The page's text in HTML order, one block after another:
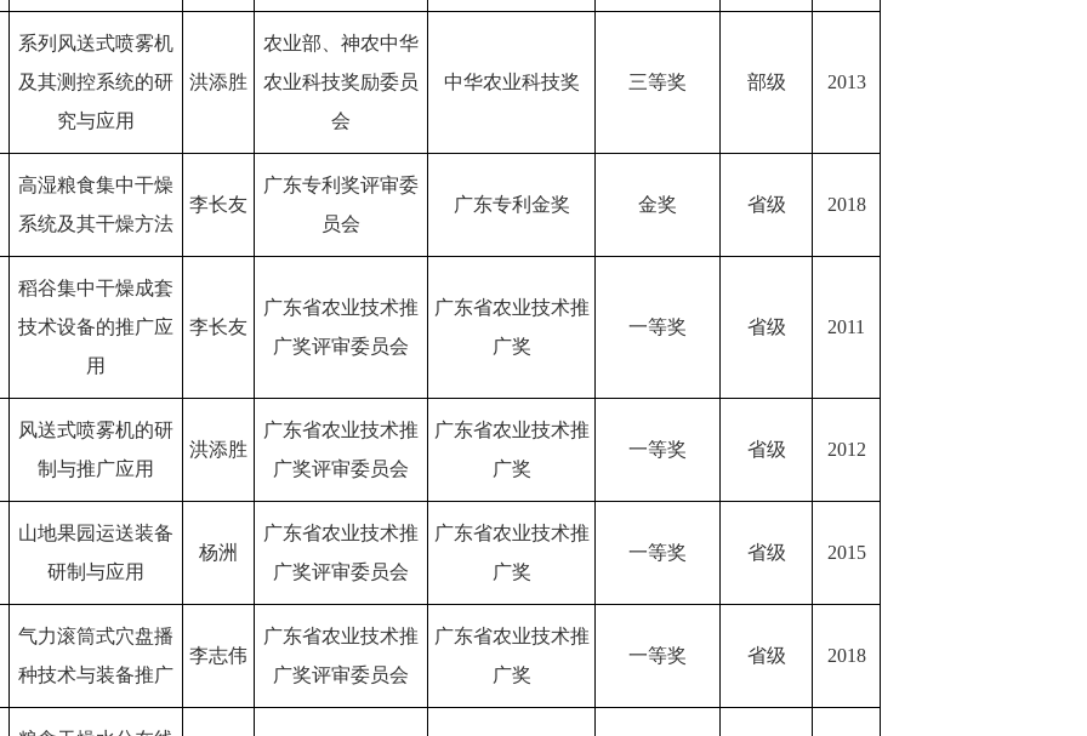
系列风送式喷雾机
及其测控系统的研
究与应用
洪添胜
农业部、神农中华
农业科技奖励委员
会
中华农业科技奖 三等奖 部级 2013
高湿粮食集中干燥
系统及其干燥方法
李长友
广东专利奖评审委
员会
广东专利金奖 金奖 省级 2018
稻谷集中干燥成套
技术设备的推广应
用
李长友
广东省农业技术推
广奖评审委员会
广东省农业技术推
广奖
一等奖 省级 2011
风送式喷雾机的研
制与推广应用
洪添胜
广东省农业技术推
广奖评审委员会
广东省农业技术推
广奖
一等奖 省级 2012
山地果园运送装备
研制与应用
杨洲
广东省农业技术推
广奖评审委员会
广东省农业技术推
广奖
一等奖 省级 2015
气力滚筒式穴盘播
种技术与装备推广
李志伟
广东省农业技术推
广奖评审委员会
广东省农业技术推
广奖
一等奖 省级 2018